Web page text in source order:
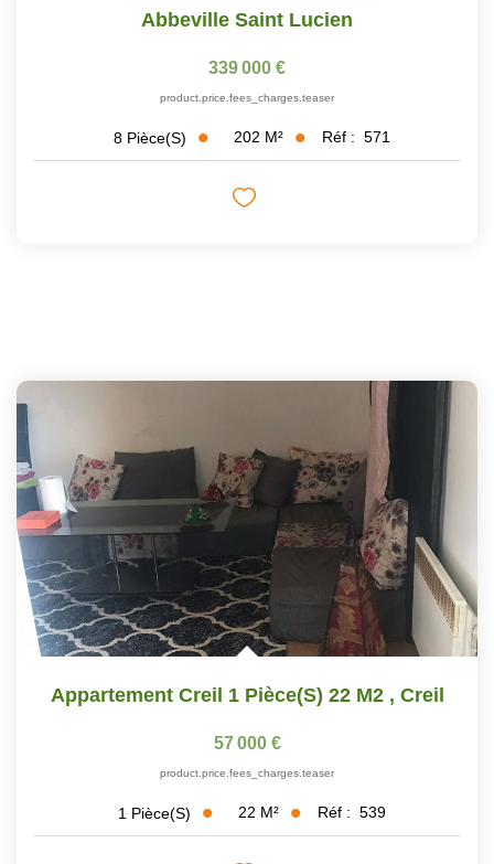
Abbeville Saint Lucien
339 000 €
product.price.fees_charges.teaser
8 Pièce(s) 202 M² Réf : 571
Appartement Creil 1 Pièce(s) 22 M2 , Creil
57 000 €
product.price.fees_charges.teaser
1 Pièce(s) 22 M² Réf : 539